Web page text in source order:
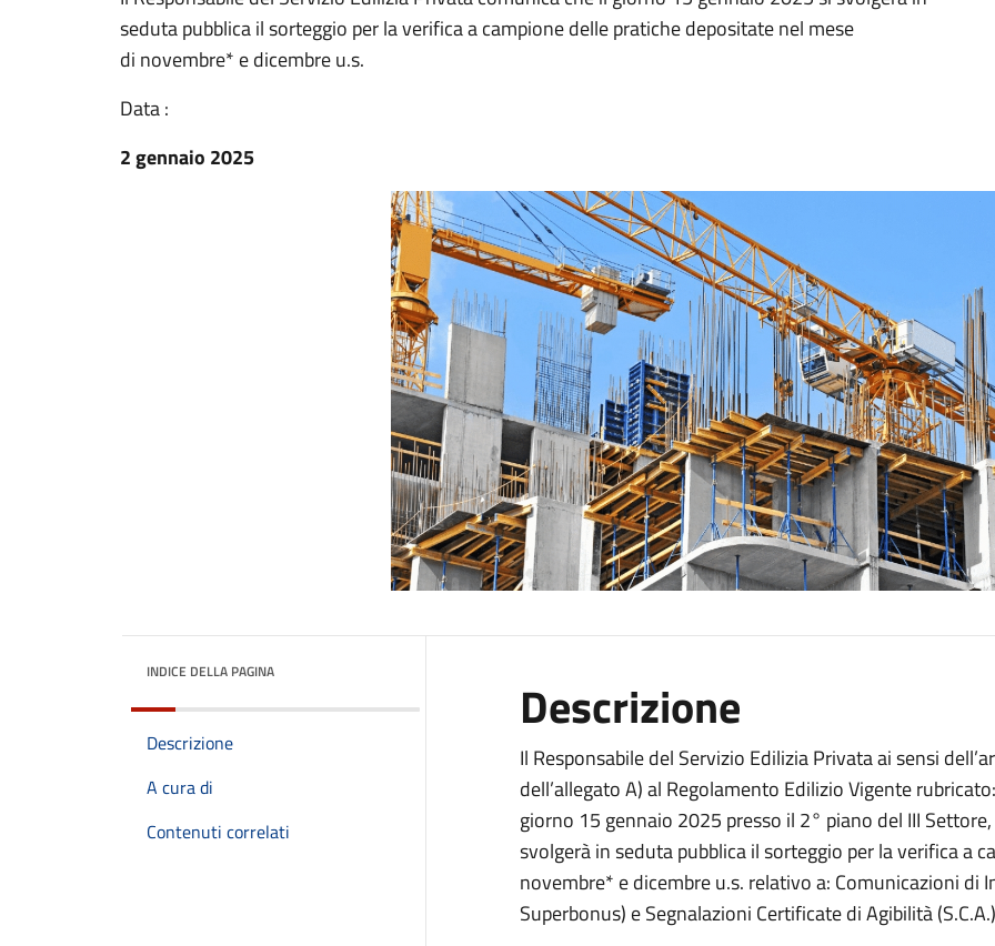
seduta pubblica il sorteggio per la verifica a campione delle pratiche depositate nel mese
di novembre* e dicembre u.s.
Data :
2 gennaio 2025
INDICE DELLA PAGINA
Descrizione
A cura di
Contenuti correlati
Descrizione
Il Responsabile del Servizio Edilizia Privata ai sensi
dell’allegato A) al Regolamento Edilizio Vigente
giorno 15 gennaio 2025 presso il 2° piano del III
svolgerà in seduta pubblica il sorteggio per la verifica a
novembre* e dicembre u.s. relativo a: Comunicazioni di
Superbonus) e Segnalazioni Certificate di Agibilità